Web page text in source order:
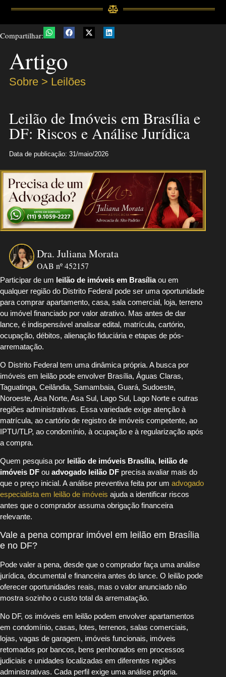
Compartilhar:
Artigo
Sobre > Leilões
Leilão de Imóveis em Brasília e
DF: Riscos e Análise Jurídica
Data de publicação: 31/maio/2026
Dra. Juliana Morata
OAB nº 452157
Participar de um leilão de imóveis em Brasíliaou em
qualquer região do Distrito Federal pode ser uma oportunidade
para comprar apartamento, casa, sala comercial, loja, terreno
ou imóvel financiado por valor atrativo. Mas antes de dar
lance, é indispensável analisar edital, matrícula, cartório,
ocupação, débitos, alienação fiduciária e etapas de pós-
arrematação.
O Distrito Federal tem uma dinâmica própria. A busca por
imóveis em leilão pode envolver Brasília, Águas Claras,
Taguatinga, Ceilândia, Samambaia, Guará, Sudoeste,
Noroeste, Asa Norte, Asa Sul, Lago Sul, Lago Norte e outras
regiões administrativas. Essa variedade exige atenção à
matrícula, ao cartório de registro de imóveis competente, ao
IPTU/TLP, ao condomínio, à ocupação e à regularização após
a compra.
Quem pesquisa por leilão de imóveis Brasília, leilão de
imóveis DF ou advogado leilão DF precisa avaliar mais do
que o preço inicial. A análise preventiva feita por um advogado
especialista em leilão de imóveis ajuda a identificar riscos
antes que o comprador assuma obrigação financeira
relevante.
Vale a pena comprar imóvel em leilão em Brasília
e no DF?
Pode valer a pena, desde que o comprador faça uma análise
jurídica, documental e financeira antes do lance. O leilão pode
oferecer oportunidades reais, mas o valor anunciado não
mostra sozinho o custo total da arrematação.
No DF, os imóveis em leilão podem envolver apartamentos
em condomínio, casas, lotes, terrenos, salas comerciais,
lojas, vagas de garagem, imóveis funcionais, imóveis
retomados por bancos, bens penhorados em processos
judiciais e unidades localizadas em diferentes regiões
administrativas. Cada perfil exige uma análise própria.